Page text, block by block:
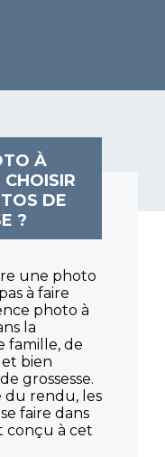
À
DE
?
une photo
à faire
photo à
la
famille, de
bien
grossesse.
du rendu, les
faire dans
conçu à cet